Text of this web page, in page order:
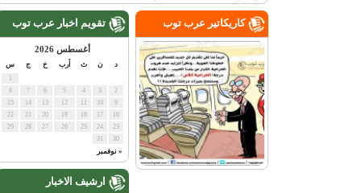
تقويم اخبار عرب توب
أغسطس 2026
أرب س
« نوفمبر
ارشيف الاخبار
كاريكاتير عرب توب